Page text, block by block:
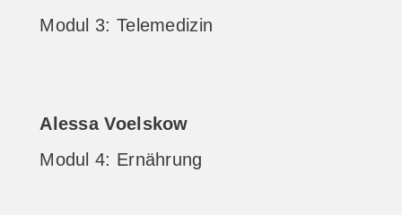
Modul 3: Telemedizin
Alessa Voelskow
Modul 4: Ernährung